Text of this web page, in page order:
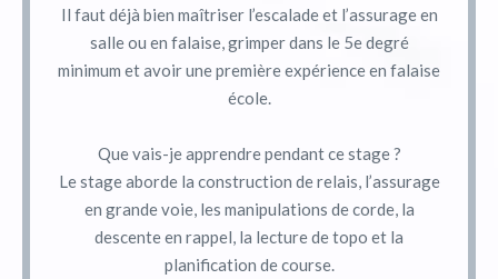
Il faut déjà bien maîtriser l’escalade et l’assurage en
salle ou en falaise, grimper dans le 5e degré
minimum et avoir une première expérience en falaise
école.
Que vais-je apprendre pendant ce stage ?
Le stage aborde la construction de relais, l’assurage
en grande voie, les manipulations de corde, la
descente en rappel, la lecture de topo et la
planification de course.